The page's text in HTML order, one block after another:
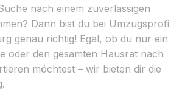
nach einem zuverlässigen
Dann bist du bei Umzugsprofi
genau richtig! Egal, ob du nur ein
oder den gesamten Hausrat nach
möchtest – wir bieten dir die